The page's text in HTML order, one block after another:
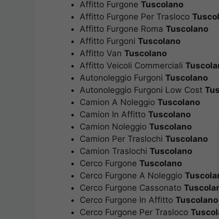
Affitto Furgone Tuscolano
Affitto Furgone Per Trasloco
Affitto Furgone Roma Tuscolano
Affitto Furgoni Tuscolano
Affitto Van Tuscolano
Affitto Veicoli Commerciali
Autonoleggio Furgoni Tuscolano
Autonoleggio Furgoni Low Cost
Camion A Noleggio Tuscolano
Camion In Affitto Tuscolano
Camion Noleggio Tuscolano
Camion Per Traslochi Tuscolano
Camion Traslochi Tuscolano
Cerco Furgone Tuscolano
Cerco Furgone A Noleggio
Cerco Furgone Cassonato
Cerco Furgone In Affitto Tuscolano
Cerco Furgone Per Trasloco